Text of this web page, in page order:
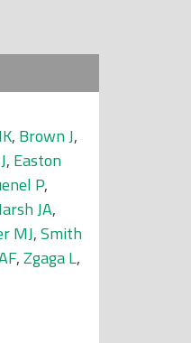
, Brown J,
, Easton
P,
JA,
MJ,Smith
,Zgaga L,